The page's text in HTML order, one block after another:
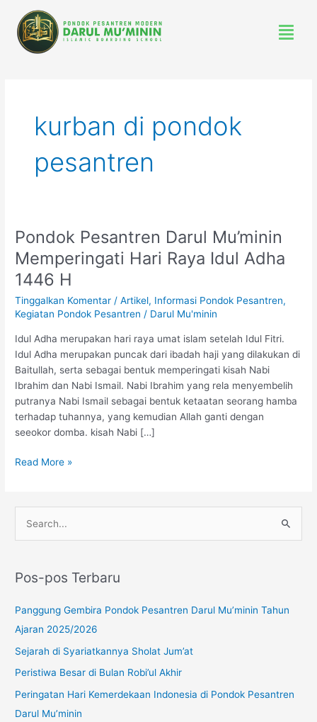
konten
Menu
kurban di pondok
pesantren
Pondok Pesantren Darul Mu’minin
Memperingati Hari Raya Idul Adha
1446 H
Tinggalkan Komentar /Artikel, Informasi Pondok Pesantren,
Kegiatan Pondok Pesantren / Darul Mu'minin
Idul Adha merupakan hari raya umat islam setelah Idul Fitri.
Idul Adha merupakan puncak dari ibadah haji yang dilakukan di
Baitullah, serta sebagai bentuk memperingati kisah Nabi
Ibrahim dan Nabi Ismail. Nabi Ibrahim yang rela menyembelih
putranya Nabi Ismail sebagai bentuk ketaatan seorang hamba
terhadap tuhannya, yang kemudian Allah ganti dengan
seeokor domba. kisah Nabi […]
Pondok
Pesantren
Darul
Mu’minin
Memperingati
Hari
Idul
Adha
1446
H
Read More »
i
k
:
Pos-pos Terbaru
Panggung Gembira Pondok Pesantren Darul Mu’minin Tahun
Ajaran 2025/2026
Sejarah di Syariatkannya Sholat Jum’at
Peristiwa Besar di Bulan Robi’ul Akhir
Peringatan Hari Kemerdekaan Indonesia di Pondok Pesantren
Darul Mu’minin
InstagramYouTube WhatsApp